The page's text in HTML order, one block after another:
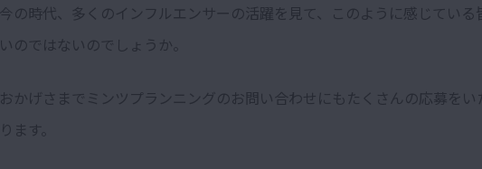
今の時代、多くのインフルエンサーの活躍を見て、このように感じている
いのではないのでしょうか。
おかげさまでミンツプランニングのお問い合わせにもたくさんの応募をい
ります。